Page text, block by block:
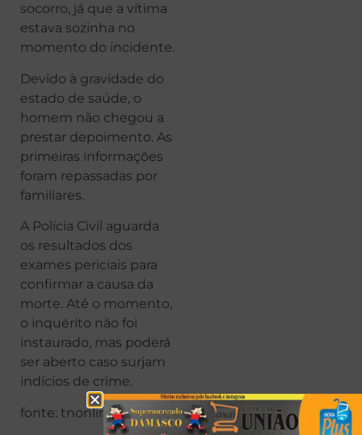
socorro, já que a vítima
estava sozinha no
momento do incidente.
Devido à gravidade do
estado de saúde, o
homem não chegou a
prestar depoimento. As
primeiras informações
foram repassadas por
familiares.
A Polícia Civil aguarda
os resultados dos
exames periciais para
confirmar a causa da
morte. Até o momento,
o inquérito não foi
instaurado, mas poderá
ser aberto caso surjam
indícios de crime.
fonte: tnonline